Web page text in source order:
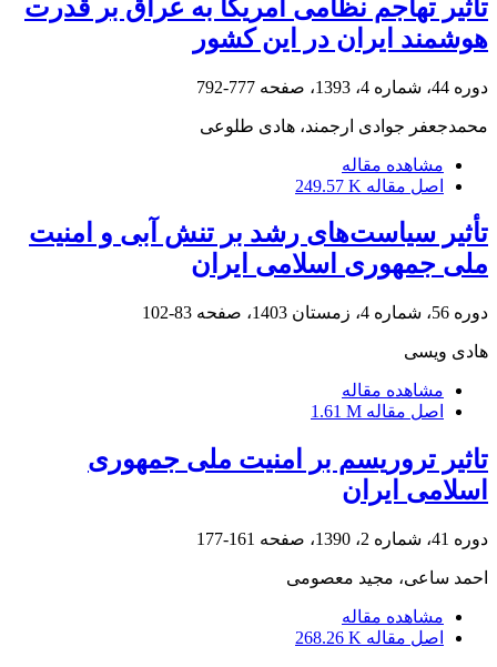
تأثیر تهاجم نظامی آمریکا به عراق بر قدرت
هوشمند ایران در این کشور
دوره 44، شماره 4، 1393، صفحه 777-792
محمدجعفر جوادی ارجمند، هادی طلوعی
مشاهده مقاله
اصل مقاله 249.57 K
تأثیر سیاست‌های رشد بر تنش آبی و امنیت
ملی جمهوری اسلامی ایران
دوره 56، شماره 4، زمستان 1403، صفحه 83-102
هادی ویسی
مشاهده مقاله
اصل مقاله 1.61 M
تاثیر تروریسم بر امنیت ملی جمهوری
اسلامی ایران
دوره 41، شماره 2، 1390، صفحه 161-177
احمد ساعی، مجید معصومی
مشاهده مقاله
اصل مقاله 268.26 K